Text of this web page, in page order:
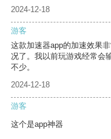
2024-12-18
游客
这款加速器app的加速效果
况了。我以前玩游戏经常会
不少。
2024-12-18
游客
这个是app神器